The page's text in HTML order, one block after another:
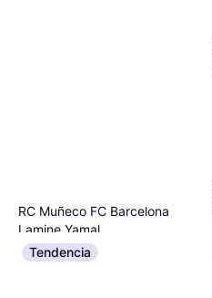
RC Muñeco FC Barcelona
Lamine Yamal
Figura de Acción, 1 pcs
16,99 €
Tendencia